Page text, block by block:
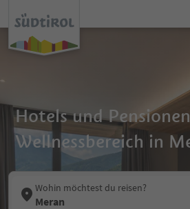
Hotels und
Wellnessbereich in
Wohin möchtest du reisen?
Meran